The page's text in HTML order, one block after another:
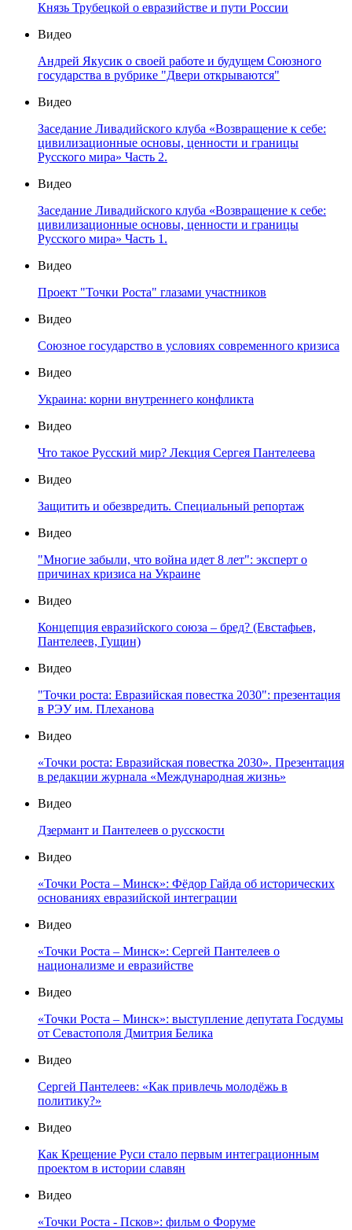
Князь Трубецкой о евразийстве и пути России
Видео
Андрей Якусик о своей работе и будущем Союзного
государства в рубрике "Двери открываются"
Видео
Заседание Ливадийского клуба «Возвращение к себе:
цивилизационные основы, ценности и границы
Русского мира» Часть 2.
Видео
Заседание Ливадийского клуба «Возвращение к себе:
цивилизационные основы, ценности и границы
Русского мира» Часть 1.
Видео
Проект "Точки Роста" глазами участников
Видео
Союзное государство в условиях современного кризиса
Видео
Украина: корни внутреннего конфликта
Видео
Что такое Русский мир? Лекция Сергея Пантелеева
Видео
Защитить и обезвредить. Специальный репортаж
Видео
"Многие забыли, что война идет 8 лет": эксперт о
причинах кризиса на Украине
Видео
Концепция евразийского союза – бред? (Евстафьев,
Пантелеев, Гущин)
Видео
"Точки роста: Евразийская повестка 2030": презентация
в РЭУ им. Плеханова
Видео
«Точки роста: Евразийская повестка 2030». Презентация
в редакции журнала «Международная жизнь»
Видео
Дзермант и Пантелеев о русскости
Видео
«Точки Роста – Минск»: Фёдор Гайда об исторических
основаниях евразийской интеграции
Видео
«Точки Роста – Минск»: Сергей Пантелеев о
национализме и евразийстве
Видео
«Точки Роста – Минск»: выступление депутата Госдумы
от Севастополя Дмитрия Белика
Видео
Сергей Пантелеев: «Как привлечь молодёжь в
политику?»
Видео
Как Крещение Руси стало первым интеграционным
проектом в истории славян
Видео
«Точки Роста - Псков»: фильм о Форуме